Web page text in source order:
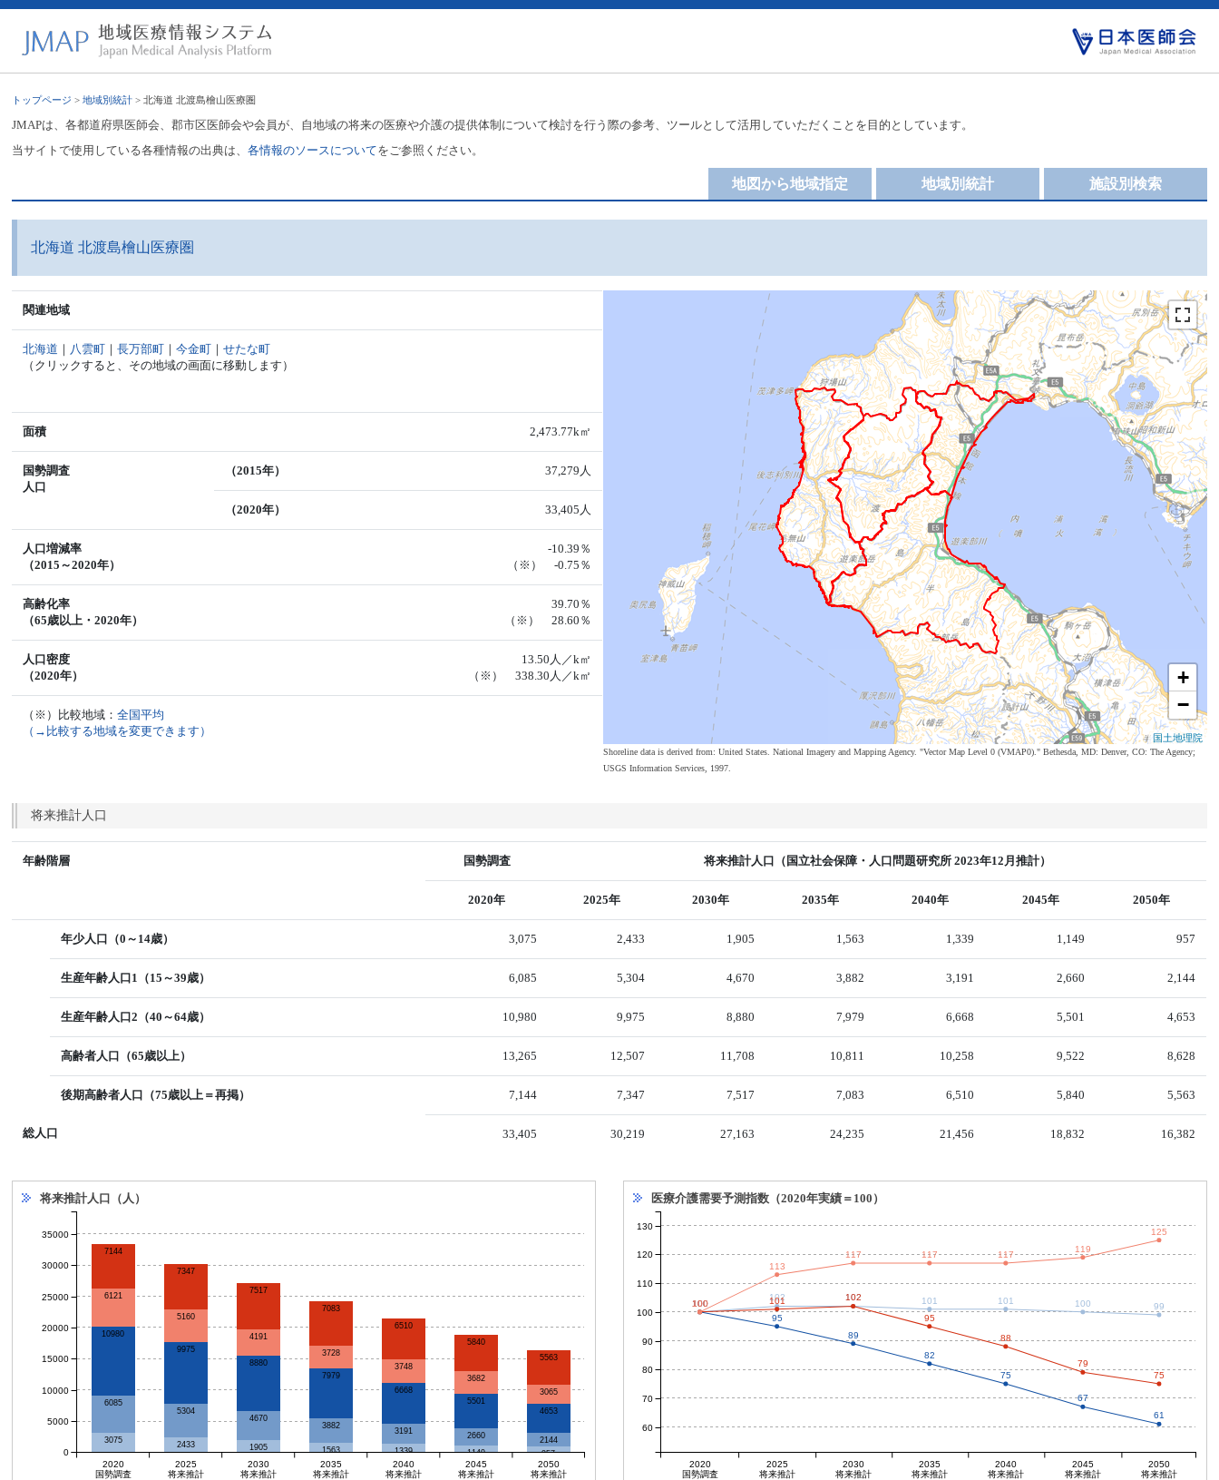
トップページ >地域別統計 > 北海道 北渡島檜山医療圏
JMAPは、各都道府県医師会、郡市区医師会や会員が、自地域の将来の医療や介護の提供体制について検討を行う際の参考、ツールとして活用していただくことを目的としています。
当サイトで使用している各種情報の出典は、各情報のソースについてをご参照ください。
施設別検索
地域別統計
地図から地域指定
北海道 北渡島檜山医療圏
関連地域
北海道 ｜ 八雲町 ｜長万部町 ｜今金町 ｜せたな町
（クリックすると、その地域の画面に移動します）
面積 2,473.77k㎡
国勢調査
人口
（2015年） 37,279人
（2020年） 33,405人
人口増減率
（2015～2020年）
-10.39％
（※） -0.75％
高齢化率
（65歳以上・2020年）
39.70％
（※） 28.60％
人口密度
（2020年）
13.50人／k㎡
（※） 338.30人／k㎡
（※）比較地域：全国平均
（→比較する地域を変更できます）
+
−
国土地理院
Shoreline data is derived from: United States. National Imagery and Mapping Agency. "Vector Map Level 0 (VMAP0)." Bethesda, MD: Denver, CO: The Agency;
USGS Information Services, 1997.
将来推計人口
年齢階層 国勢調査 将来推計人口（国立社会保障・人口問題研究所 2023年12月推計）
2020年 2025年 2030年 2035年 2040年 2045年 2050年
年少人口（0～14歳） 3,075 2,433 1,905 1,563 1,339 1,149 957
生産年齢人口1（15～39歳） 6,085 5,304 4,670 3,882 3,191 2,660 2,144
生産年齢人口2（40～64歳） 10,980 9,975 8,880 7,979 6,668 5,501 4,653
高齢者人口（65歳以上） 13,265 12,507 11,708 10,811 10,258 9,522 8,628
後期高齢者人口（75歳以上＝再掲） 7,144 7,347 7,517 7,083 6,510 5,840 5,563
総人口 33,405 30,219 27,163 24,235 21,456 18,832 16,382
将来推計人口（人）
3075 2433 1905 1563 1339 1149 957
6085
5304
4670
3882
3191 2660 2144
10980
9975
8880
7979
6668
5501
4653
6121
5160
4191
3728
3748
3682
3065
7144
7347
7517
7083
6510
5840
5563
2020
国勢調査
2025
将来推計
2030
将来推計
2035
将来推計
2040
将来推計
2045
将来推計
2050
将来推計
0
5000
10000
15000
20000
25000
30000
35000
医療介護需要予測指数（2020年実績＝100）
100
95
89
82
75
67
61
100
102 102 101 101 100 99
100 101 102
95
88
79
75
100
113
117 117 117
119
125
2020
国勢調査
2025
将来推計
2030
将来推計
2035
将来推計
2040
将来推計
2045
将来推計
2050
将来推計
60
70
80
90
100
110
120
130